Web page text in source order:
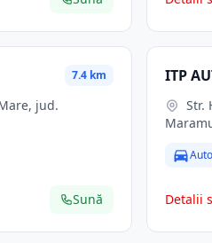
7.4 km
Sună
ITP
Detalii